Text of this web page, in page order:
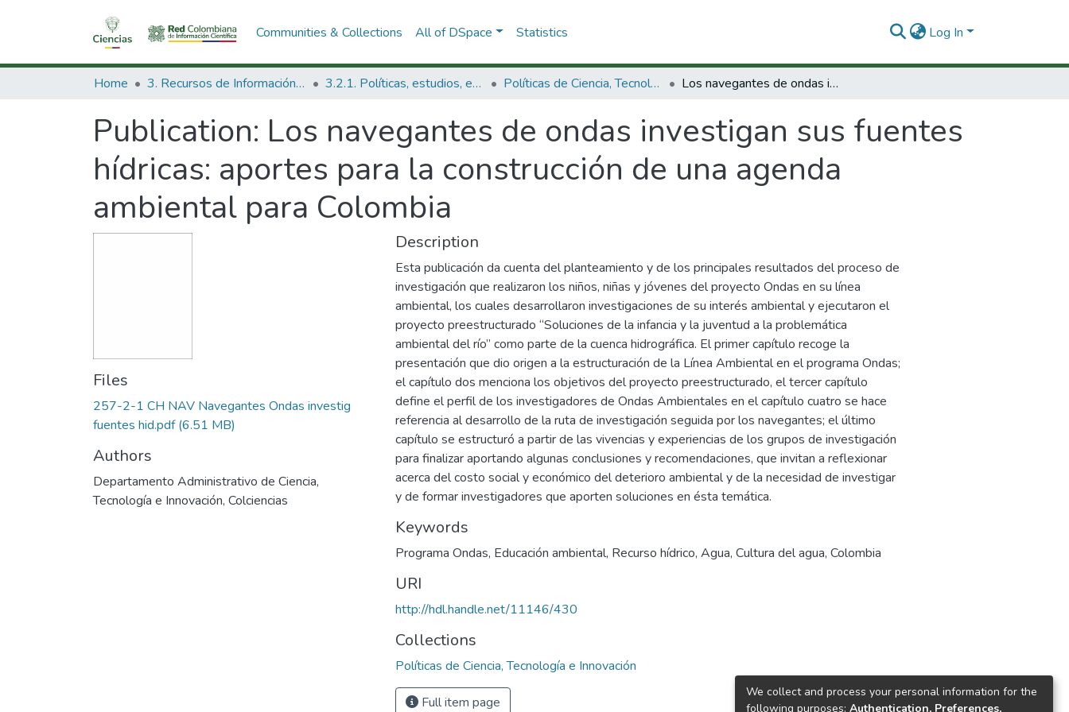
Communities & Collections All of DSpace Statistics Log In
Home 3. Recursos de Información Científica y Tecnológica 3.2.1. Políticas, estudios, evaluaciones e indicadores de CTeI Políticas de Ciencia, Tecnología e Innovación Los navegantes de ondas investigan sus fuentes hídricas: aportes para la construcción de una agenda ambiental para Colombia
Publication: Los navegantes de ondas investigan sus fuentes
hídricas: aportes para la construcción de una agenda
ambiental para Colombia
Files
257-2-1 CH NAV Navegantes Ondas investig
fuentes hid.pdf(6.51 MB)
Authors
Departamento Administrativo de Ciencia,
Tecnología e Innovación, Colciencias
Description
Esta publicación da cuenta del planteamiento y de los principales resultados del proceso de
investigación que realizaron los niños, niñas y jóvenes del proyecto Ondas en su línea
ambiental, los cuales desarrollaron investigaciones de su interés ambiental y ejecutaron el
proyecto preestructurado “Soluciones de la infancia y la juventud a la problemática
ambiental del río” como parte de la cuenca hidrográfica. El primer capítulo recoge la
presentación que dio origen a la estructuración de la Línea Ambiental en el programa Ondas;
el capítulo dos menciona los objetivos del proyecto preestructurado, el tercer capítulo
define el perfil de los investigadores de Ondas Ambientales en el capítulo cuatro se hace
referencia al desarrollo de la ruta de investigación seguida por los navegantes; el último
capítulo se estructuró a partir de las vivencias y experiencias de los grupos de investigación
para finalizar aportando algunas conclusiones y recomendaciones, que invitan a reflexionar
acerca del costo social y económico del deterioro ambiental y de la necesidad de investigar
y de formar investigadores que aporten soluciones en ésta temática.
Keywords
Programa Ondas, Educación ambiental, Recurso hídrico, Agua, Cultura del agua, Colombia
URI
http://hdl.handle.net/11146/430
Collections
Políticas de Ciencia, Tecnología e Innovación
Full item page
We collect and process your personal information for the
following purposes: Authentication, Preferences,